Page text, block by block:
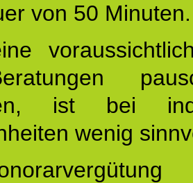
von 50 Minuten.
ist bei
wenig